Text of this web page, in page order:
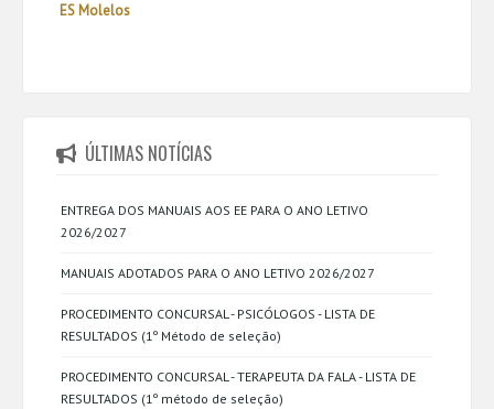
ES Molelos
ÚLTIMAS NOTÍCIAS
ENTREGA DOS MANUAIS AOS EE PARA O ANO LETIVO
2026/2027
MANUAIS ADOTADOS PARA O ANO LETIVO 2026/2027
PROCEDIMENTO CONCURSAL - PSICÓLOGOS - LISTA DE
RESULTADOS (1º Método de seleção)
PROCEDIMENTO CONCURSAL - TERAPEUTA DA FALA - LISTA DE
RESULTADOS (1º método de seleção)